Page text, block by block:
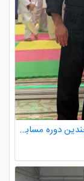
ارتقای کمربند دان ۳ صدرا سلطانخواه قهرمان چندین دوره مسابقات استانی و کشوری در رده سنی خردسالان و نونهالان